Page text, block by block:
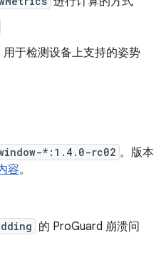
用于检测设备上支持的姿势
*:1.4.0-rc02 。版本
容。
的 ProGuard 崩溃问